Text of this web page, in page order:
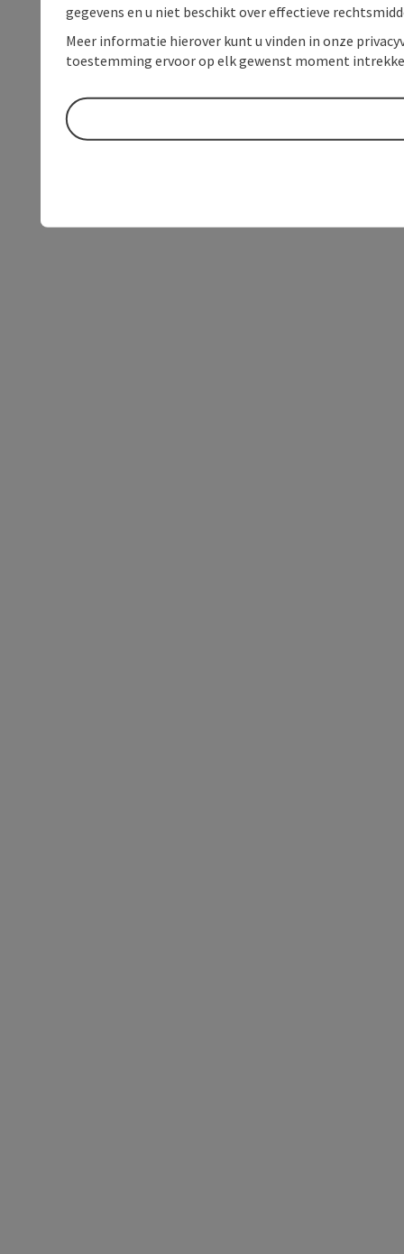
gegevens en u niet beschikt over effectieve
Meer informatie hierover kunt u vinden in onze
toestemming ervoor op elk gewenst moment